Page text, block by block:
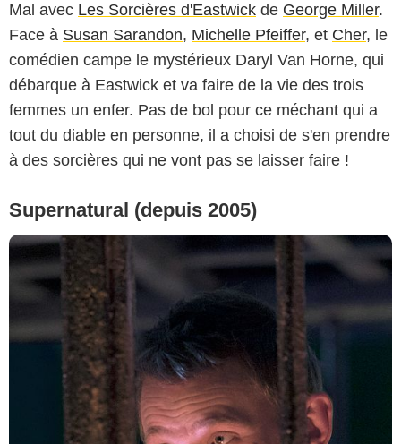
Mal avec Les Sorcières d'Eastwick de George Miller.
Face à Susan Sarandon, Michelle Pfeiffer, et Cher, le
comédien campe le mystérieux Daryl Van Horne, qui
débarque à Eastwick et va faire de la vie des trois
femmes un enfer. Pas de bol pour ce méchant qui a
tout du diable en personne, il a choisi de s'en prendre
à des sorcières qui ne vont pas se laisser faire !
Supernatural (depuis 2005)